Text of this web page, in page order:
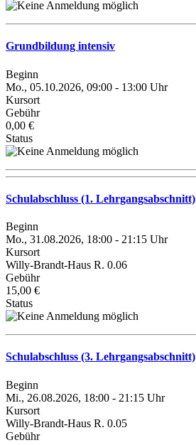
Grundbildung intensiv
Beginn
Mo., 05.10.2026, 09:00 - 13:00 Uhr
Kursort
Gebühr
0,00 €
Status
Schulabschluss (1. Lehrgangsabschnitt)
Beginn
Mo., 31.08.2026, 18:00 - 21:15 Uhr
Kursort
Willy-Brandt-Haus R. 0.06
Gebühr
15,00 €
Status
Schulabschluss (3. Lehrgangsabschnitt)
Beginn
Mi., 26.08.2026, 18:00 - 21:15 Uhr
Kursort
Willy-Brandt-Haus R. 0.05
Gebühr